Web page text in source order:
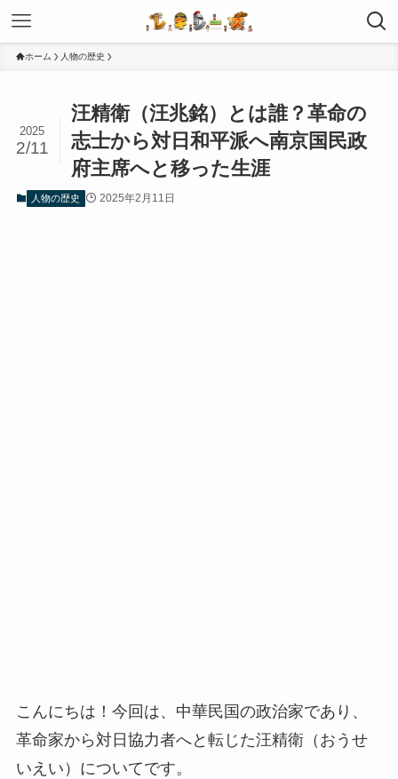
ホーム 人物の歴史
汪精衛（汪兆銘）とは誰？革命の
志士から対日和平派へ南京国民政
府主席へと移った生涯
2025
2/11
人物の歴史 2025年2月11日
こんにちは！今回は、中華民国の政治家であり、
革命家から対日協力者へと転じた汪精衛（おうせ
いえい）についてです。